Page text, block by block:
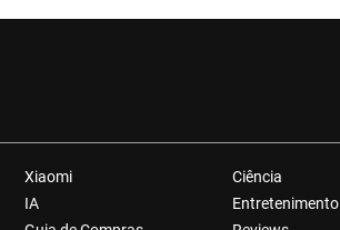
Xiaomi
IA
Ciência
Entretenimento